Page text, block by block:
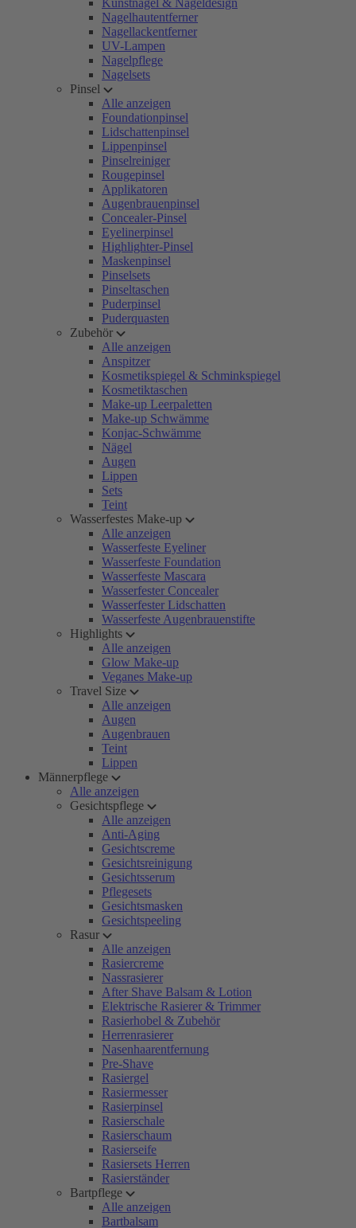
Kunstnägel & Nageldesign
Nagelhautentferner
Nagellackentferner
UV-Lampen
Nagelpflege
Nagelsets
Pinsel
Alle anzeigen
Foundationpinsel
Lidschattenpinsel
Lippenpinsel
Pinselreiniger
Rougepinsel
Applikatoren
Augenbrauenpinsel
Concealer-Pinsel
Eyelinerpinsel
Highlighter-Pinsel
Maskenpinsel
Pinselsets
Pinseltaschen
Puderpinsel
Puderquasten
Zubehör
Alle anzeigen
Anspitzer
Kosmetikspiegel & Schminkspiegel
Kosmetiktaschen
Make-up Leerpaletten
Make-up Schwämme
Konjac-Schwämme
Nägel
Augen
Lippen
Sets
Teint
Wasserfestes Make-up
Alle anzeigen
Wasserfeste Eyeliner
Wasserfeste Foundation
Wasserfeste Mascara
Wasserfester Concealer
Wasserfester Lidschatten
Wasserfeste Augenbrauenstifte
Highlights
Alle anzeigen
Glow Make-up
Veganes Make-up
Travel Size
Alle anzeigen
Augen
Augenbrauen
Teint
Lippen
Männerpflege
Alle anzeigen
Gesichtspflege
Alle anzeigen
Anti-Aging
Gesichtscreme
Gesichtsreinigung
Gesichtsserum
Pflegesets
Gesichtsmasken
Gesichtspeeling
Rasur
Alle anzeigen
Rasiercreme
Nassrasierer
After Shave Balsam & Lotion
Elektrische Rasierer & Trimmer
Rasierhobel & Zubehör
Herrenrasierer
Nasenhaarentfernung
Pre-Shave
Rasiergel
Rasiermesser
Rasierpinsel
Rasierschale
Rasierschaum
Rasierseife
Rasiersets Herren
Rasierständer
Bartpflege
Alle anzeigen
Bartbalsam